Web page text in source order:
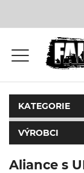
Airsoftové
kuličky
6mm
Airsoftové
zbraně
Výstroj
a
oblečení
KATEGORIE
VÝROBCI
Aliance s